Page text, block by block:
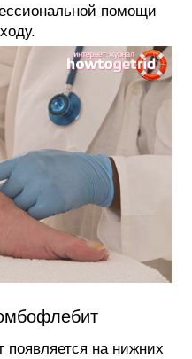
помощи
на нижних